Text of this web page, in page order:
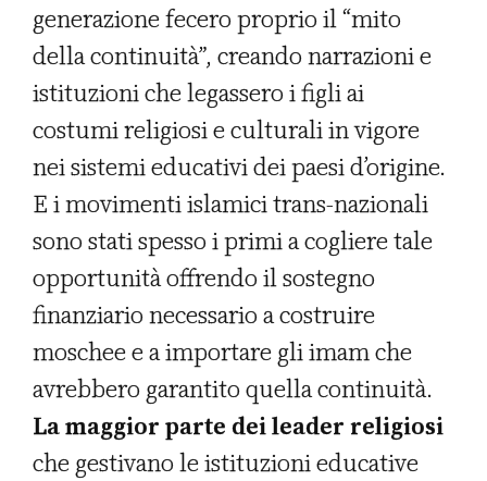
generazione fecero proprio il “mito
della continuità”, creando narrazioni e
istituzioni che legassero i figli ai
costumi religiosi e culturali in vigore
nei sistemi educativi dei paesi d’origine.
E i movimenti islamici trans-nazionali
sono stati spesso i primi a cogliere tale
opportunità offrendo il sostegno
finanziario necessario a costruire
moschee e a importare gli imam che
avrebbero garantito quella continuità.
La maggior parte dei leader religiosi
che gestivano le istituzioni educative